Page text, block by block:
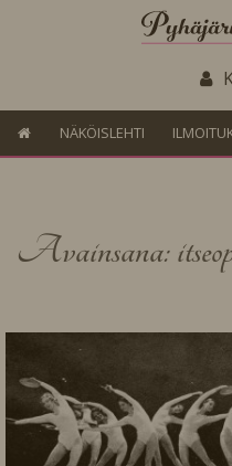
NÄKÖISLEHTI
Avainsana: